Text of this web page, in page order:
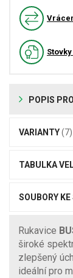
POPIS
VARIANTY(7)
TABULKA
SOUBORY
Rukavice
široké
zlepšený
ideální pro